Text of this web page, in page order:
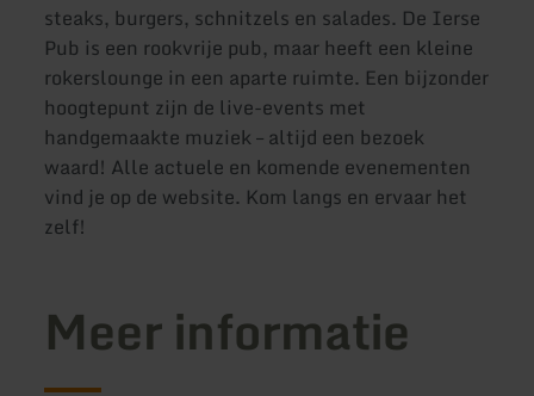
steaks, burgers, schnitzels en salades. De Ierse
Pub is een rookvrije pub, maar heeft een kleine
rokerslounge in een aparte ruimte. Een bijzonder
hoogtepunt zijn de live-events met
handgemaakte muziek – altijd een bezoek
waard! Alle actuele en komende evenementen
vind je op de website. Kom langs en ervaar het
zelf!
Meer informatie